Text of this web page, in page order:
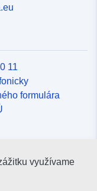
11
formulára
využívame